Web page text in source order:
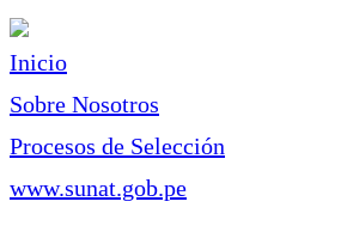
Inicio
Sobre Nosotros
Procesos de Selección
www.sunat.gob.pe